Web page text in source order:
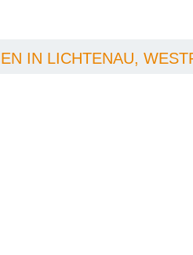
IN LICHTENAU,